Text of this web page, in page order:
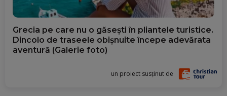
Grecia pe care nu o găsești în pliantele turistice.
Dincolo de traseele obișnuite începe adevărata
aventură (Galerie foto)
un proiect susținut de